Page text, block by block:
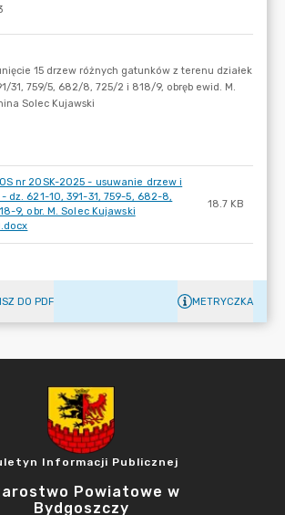
nr 20SK-2025 - usuwanie drzew i
dz. 621-10, 391-31, 759-5, 682-8,
9, obr. M. Solec Kujawski
18.7 KB
DO PDF METRYCZKA
Informacji Publicznej
Powiatowe w
Bydgoszczy